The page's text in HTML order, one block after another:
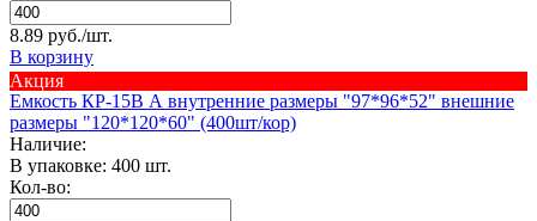
8.89 руб./шт.
В корзину
Акция
Емкость КР-15В А внутренние размеры "97*96*52" внешние
размеры "120*120*60" (400шт/кор)
Наличие:
В упаковке: 400 шт.
Кол-во: